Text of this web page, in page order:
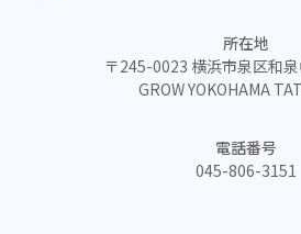
所在地
〒245-0023 横浜市泉区和
GROW YOKOHAMA
電話番号
045-806-3151